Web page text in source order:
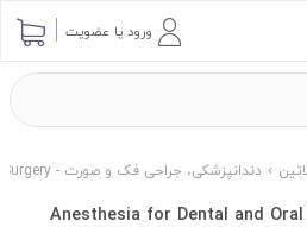
ورود یا عضویت
دندانپزشکی، جراحی فک و صورت - Dentistry & Maxillofacial Surgery
Anesthesia for Dental and